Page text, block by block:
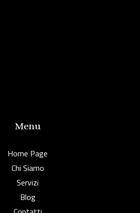
Menu
Home Page
Chi Siamo
Servizi
Blog